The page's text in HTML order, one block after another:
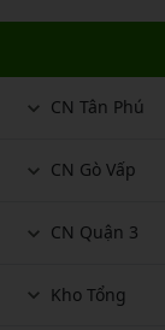
CN Tân Phú
CN Gò Vấp
CN Quận 3
Kho Tổng